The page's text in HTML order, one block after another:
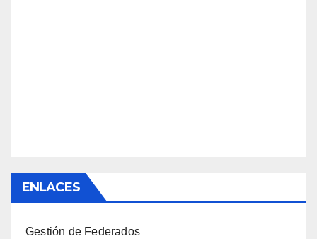
ENLACES
Gestión de Federados